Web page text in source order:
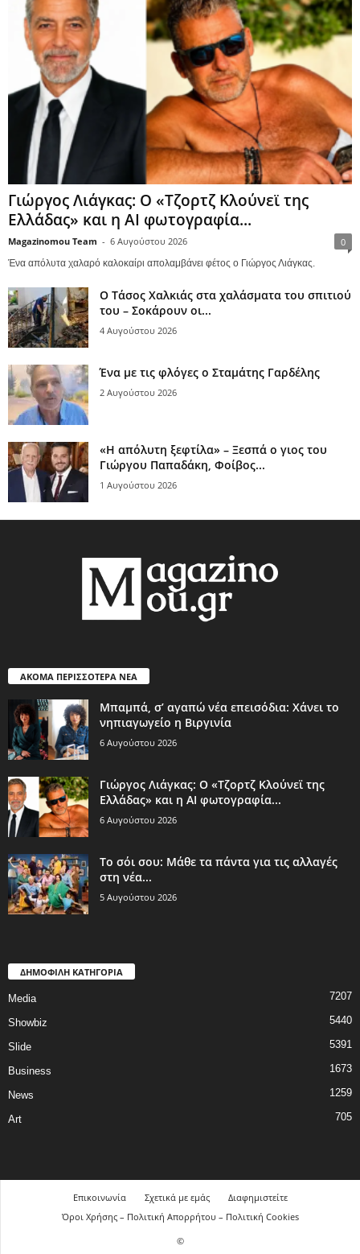
Γιώργος Λιάγκας: Ο «Τζορτζ Κλούνεϊ της
Ελλάδας» και η AI φωτογραφία...
Magazinomou Team - 6 Αυγούστου 2026 0
Ένα απόλυτα χαλαρό καλοκαίρι απολαμβάνει φέτος ο Γιώργος Λιάγκας.
Ο Τάσος Χαλκιάς στα χαλάσματα του σπιτιού
του – Σοκάρουν οι...
4 Αυγούστου 2026
Ένα με τις φλόγες ο Σταμάτης Γαρδέλης
2 Αυγούστου 2026
«Η απόλυτη ξεφτίλα» – Ξεσπά ο γιος του
Γιώργου Παπαδάκη, Φοίβος...
1 Αυγούστου 2026
ΑΚΟΜΑ ΠΕΡΙΣΣΟΤΕΡΑ ΝΕΑ
Μπαμπά, σ’ αγαπώ νέα επεισόδια: Χάνει το
νηπιαγωγείο η Βιργινία
6 Αυγούστου 2026
Γιώργος Λιάγκας: Ο «Τζορτζ Κλούνεϊ της
Ελλάδας» και η AI φωτογραφία...
6 Αυγούστου 2026
Το σόι σου: Μάθε τα πάντα για τις αλλαγές
στη νέα...
5 Αυγούστου 2026
ΔΗΜΟΦΙΛΗ ΚΑΤΗΓΟΡΙΑ
Media 7207
Showbiz 5440
Slide 5391
Business 1673
News 1259
Art 705
Επικοινωνία Σχετικά με εμάς
Διαφημιστείτε
Όροι Χρήσης – Πολιτική Απορρήτου – Πολιτική Cookies
©